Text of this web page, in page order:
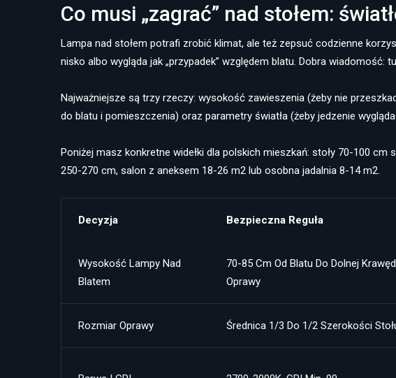
Co musi „zagrać” nad stołem:
Lampa nad stołem potrafi zrobić klimat, ale też zepsuć codzienne
nisko albo wygląda jak „przypadek” względem blatu. Dobra
Najważniejsze są trzy rzeczy: wysokość zawieszenia (żeby nie
do blatu i pomieszczenia) oraz parametry światła (żeby jedzenie
Poniżej masz konkretne widełki dla polskich mieszkań: stoły 70-100
250-270 cm, salon z aneksem 18-26 m2 lub osobna jadalnia 8-14 m2.
Decyzja Bezpieczna Reguła
Wysokość Lampy Nad
Blatem
70-85 Cm Od Blatu Do Dolnej
Oprawy
Rozmiar Oprawy Średnica 1/3 Do 1/2 Szerokości